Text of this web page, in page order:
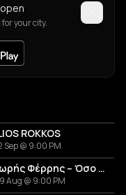
your city.
ROKKOS
Sep @ 9:00 PM
Θοδωρής Φέρρης – Όσο θα γυρίζει η γη Summer Tour
Aug @ 9:00 PM